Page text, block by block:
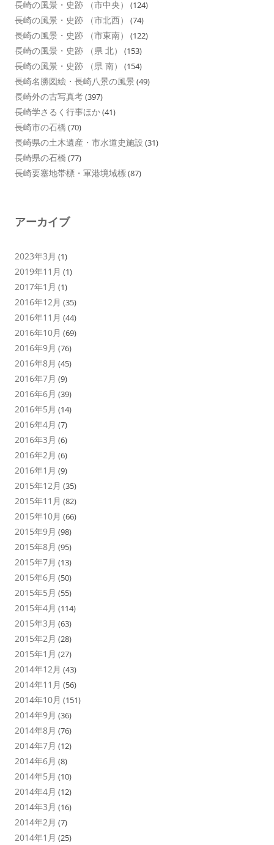
長崎の風景・史跡 （市中央） (124)
長崎の風景・史跡 （市北西） (74)
長崎の風景・史跡 （市東南） (122)
長崎の風景・史跡 （県 北） (153)
長崎の風景・史跡 （県 南） (154)
長崎名勝図絵・長崎八景の風景 (49)
長崎外の古写真考(397)
長崎学さるく行事ほか(41)
長崎市の石橋 (70)
長崎県の土木遺産・市水道史施設 (31)
長崎県の石橋 (77)
長崎要塞地帯標・軍港境域標(87)
アーカイブ
2023年3月 (1)
2019年11月 (1)
2017年1月 (1)
2016年12月 (35)
2016年11月 (44)
2016年10月 (69)
2016年9月 (76)
2016年8月 (45)
2016年7月 (9)
2016年6月 (39)
2016年5月 (14)
2016年4月 (7)
2016年3月 (6)
2016年2月 (6)
2016年1月 (9)
2015年12月 (35)
2015年11月 (82)
2015年10月 (66)
2015年9月 (98)
2015年8月 (95)
2015年7月 (13)
2015年6月 (50)
2015年5月 (55)
2015年4月 (114)
2015年3月 (63)
2015年2月 (28)
2015年1月 (27)
2014年12月 (43)
2014年11月 (56)
2014年10月 (151)
2014年9月 (36)
2014年8月 (76)
2014年7月 (12)
2014年6月 (8)
2014年5月 (10)
2014年4月 (12)
2014年3月 (16)
2014年2月 (7)
2014年1月 (25)